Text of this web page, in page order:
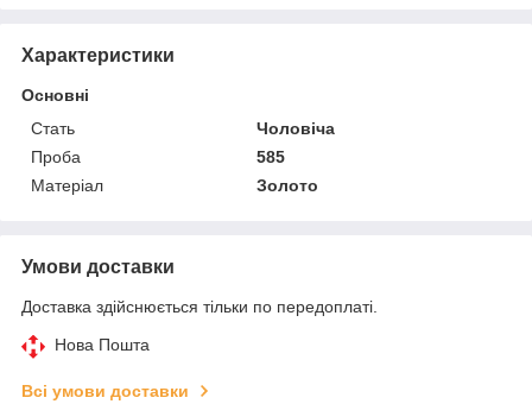
Характеристики
Основні
Стать
Чоловіча
Проба
585
Матеріал
Золото
Умови доставки
Доставка здійснюється тільки по передоплаті.
Нова Пошта
Всі умови доставки